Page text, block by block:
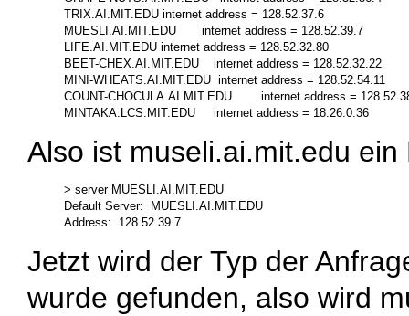
TRIX.AI.MIT.EDU internet address = 128.52.37.6
MUESLI.AI.MIT.EDU       internet address = 128.52.39.7
LIFE.AI.MIT.EDU internet address = 128.52.32.80
BEET-CHEX.AI.MIT.EDU    internet address = 128.52.32.22
MINI-WHEATS.AI.MIT.EDU  internet address = 128.52.54.11
COUNT-CHOCULA.AI.MIT.EDU        internet address =
Also ist museli.ai.mit.edu ein
> server MUESLI.AI.MIT.EDU
Default Server:  MUESLI.AI.MIT.EDU
Jetzt wird der Typ der
wurde gefunden, also wird